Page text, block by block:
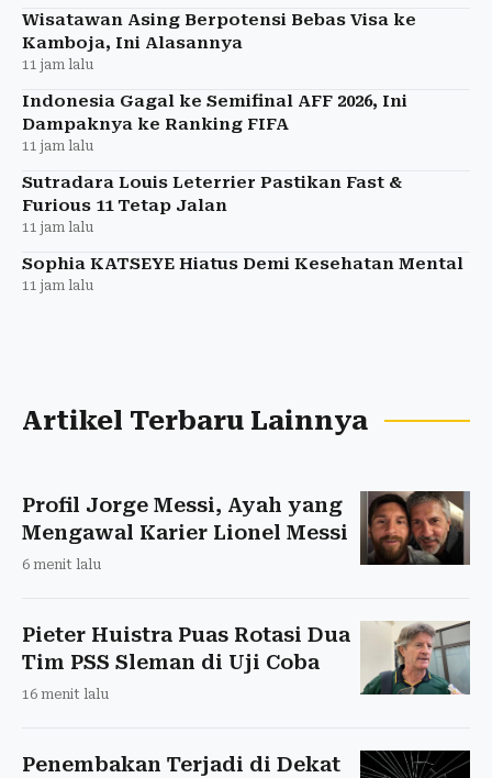
Wisatawan Asing Berpotensi Bebas Visa ke
Kamboja, Ini Alasannya
11 jam lalu
Indonesia Gagal ke Semifinal AFF 2026, Ini
Dampaknya ke Ranking FIFA
11 jam lalu
Sutradara Louis Leterrier Pastikan Fast &
Furious 11 Tetap Jalan
11 jam lalu
Sophia KATSEYE Hiatus Demi Kesehatan Mental
11 jam lalu
Artikel Terbaru Lainnya
Profil Jorge Messi, Ayah yang
Mengawal Karier Lionel Messi
6 menit lalu
Pieter Huistra Puas Rotasi Dua
Tim PSS Sleman di Uji Coba
16 menit lalu
Penembakan Terjadi di Dekat